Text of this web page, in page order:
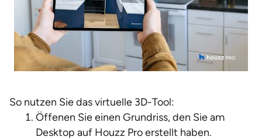
So nutzen Sie das virtuelle 3D-Tool:
Öffenen Sie einen Grundriss, den Sie am
Desktop auf Houzz Pro erstellt haben.